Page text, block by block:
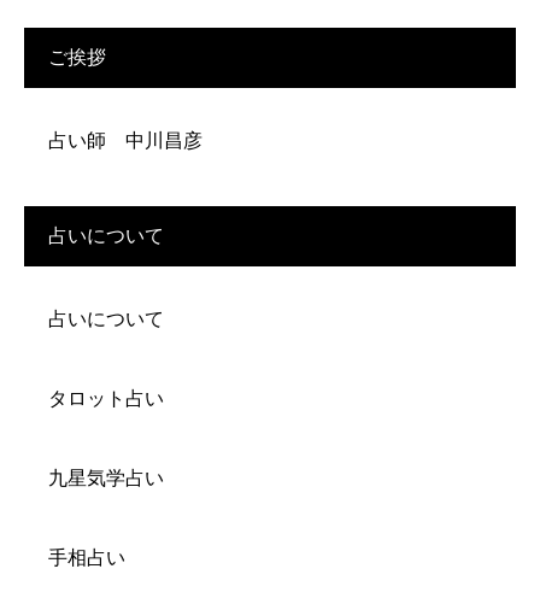
ご挨拶
占い師 中川昌彦
占いについて
占いについて
タロット占い
九星気学占い
手相占い